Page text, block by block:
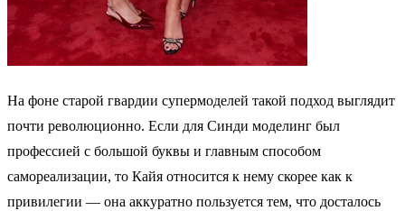
На фоне старой гвардии супермоделей такой подход выглядит
почти революционно. Если для Синди моделинг был
профессией с большой буквы и главным способом
самореализации, то Кайя относится к нему скорее как к
привилегии — она аккуратно пользуется тем, что досталось